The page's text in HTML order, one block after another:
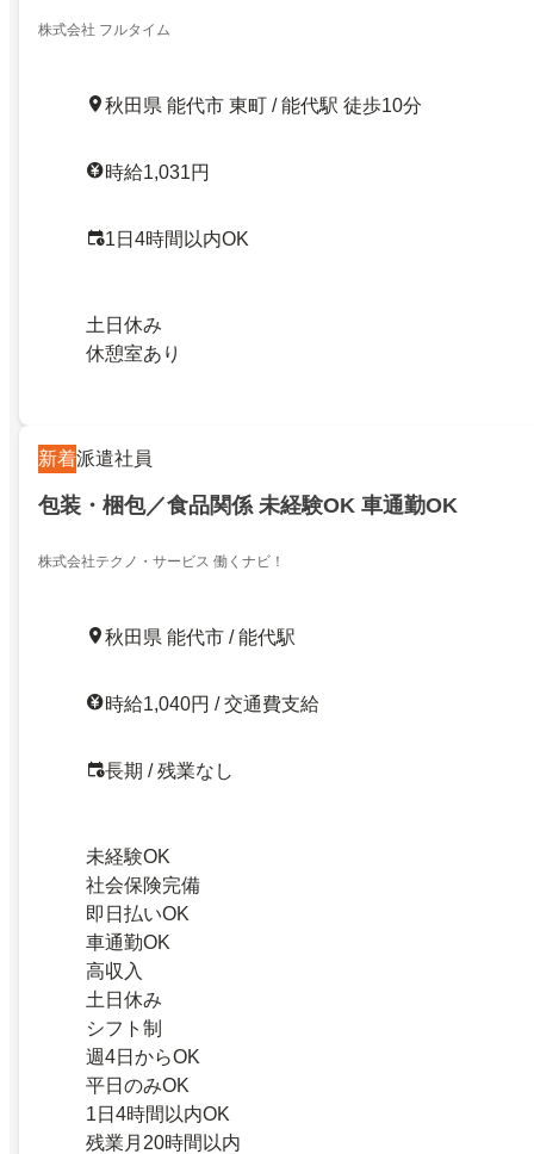
株式会社 フルタイム
秋田県 能代市 東町 / 能代駅 徒歩10分
時給1,031円
1日4時間以内OK
土日休み
休憩室あり
新着派遣社員
包装・梱包／食品関係 未経験OK 車通勤OK
株式会社テクノ・サービス 働くナビ！
秋田県 能代市 / 能代駅
時給1,040円 / 交通費支給
長期 / 残業なし
未経験OK
社会保険完備
即日払いOK
車通勤OK
高収入
土日休み
シフト制
週4日からOK
平日のみOK
1日4時間以内OK
残業月20時間以内